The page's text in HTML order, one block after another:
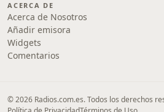
ACERCA DE
Acerca de Nosotros
Añadir emisora
Widgets
Comentarios
© 2026 Radios.com.es. Todos los derechos